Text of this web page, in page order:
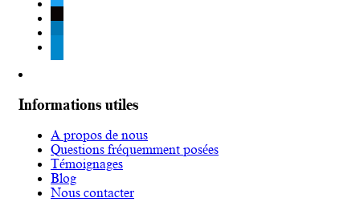
twitter
tiktok
Informations utiles
A propos de nous
Questions fréquemment posées
Témoignages
Blog
Nous contacter